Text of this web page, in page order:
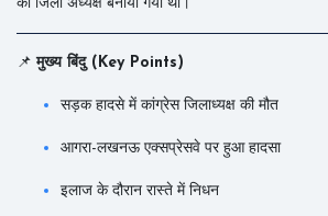
का जिला अध्यक्ष बनाया गया था।
📌मुख्य बिंदु (Key Points)
सड़क हादसे में कांग्रेस जिलाध्यक्ष की मौत
आगरा-लखनऊ एक्सप्रेसवे पर हुआ हादसा
इलाज के दौरान रास्ते में निधन